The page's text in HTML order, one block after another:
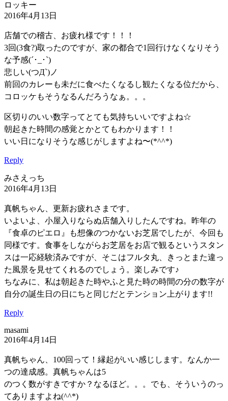
ロッキー
2016年4月13日
店舗での稽古、お疲れ様です！！！
3回(3食?)取ったのですが、家の都合で1回行けなくなりそう
な予感(´･_･`)
悲しい(つД`)ノ
前回のカレーも未だに食べたくなるし観たくなる位だから、
コロッケもそうなるんだろうなぁ。。。
区切りのいい数字ってとても気持ちいいですよね☆
朝起きた時間の感覚とかとてもわかります！！
いい日になりそうな感じがしますよね〜(*^^*)
Reply
みさえっち
2016年4月13日
真帆ちゃん、更新お疲れさまです。
いよいよ、小屋入りならぬ店舗入りしたんですね。昨年の
『食卓のピエロ』も想像のつかないお芝居でしたが、今回も
同様です。食事をしながらお芝居をお店で観るというスタン
スは一応経験済みですが、そこはフルタ丸、きっとまた違っ
た風景を見せてくれるのでしょう。楽しみです♪
ちなみに、私は朝起きた時やふと見た時の時間の分の数字が
自分の誕生日の日にちと同じだとテンション上がります!!
Reply
masami
2016年4月14日
真帆ちゃん、100回って！縁起がいい感じします。なんか一
つの達成感。真帆ちゃんは5
のつく数がすきですか？なるほど。。。でも、そういうのっ
てありますよね(^^*)